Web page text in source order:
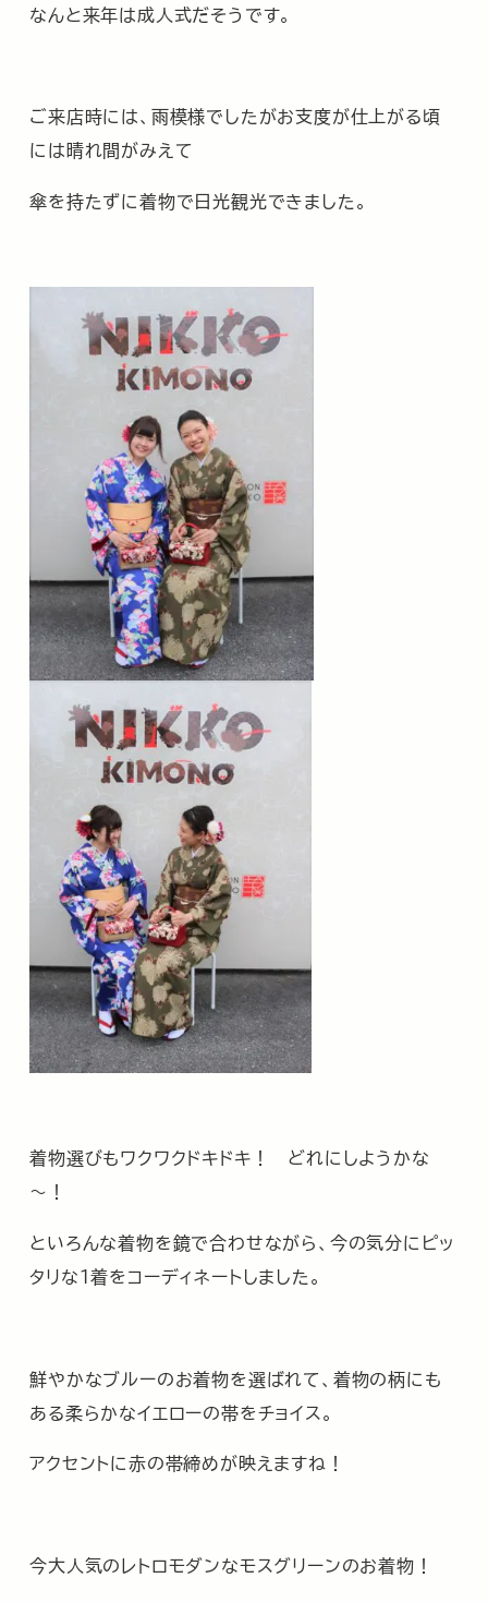
なんと来年は成人式だそうです。
ご来店時には、雨模様でしたがお支度が仕上がる頃
には晴れ間がみえて
傘を持たずに着物で日光観光できました。
着物選びもワクワクドキドキ！ どれにしようかな
～！
といろんな着物を鏡で合わせながら、今の気分にピッ
タリな１着をコーディネートしました。
鮮やかなブルーのお着物を選ばれて、着物の柄にも
ある柔らかなイエローの帯をチョイス。
アクセントに赤の帯締めが映えますね！
今大人気のレトロモダンなモスグリーンのお着物！